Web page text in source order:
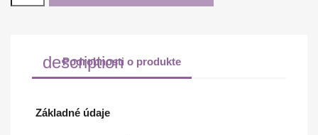
description
Podrobnosti o produkte
Základné údaje